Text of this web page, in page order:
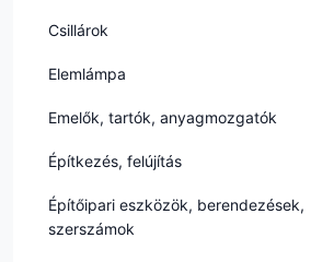
Csillárok
Elemlámpa
Emelők, tartók, anyagmozgatók
Építkezés, felújítás
Építőipari eszközök, berendezések,
szerszámok